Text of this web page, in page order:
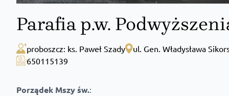
Parafia p.w.
proboszcz: ks. Paweł Szady ul. Gen. Władysława
650115139
Porządek Mszy św.: